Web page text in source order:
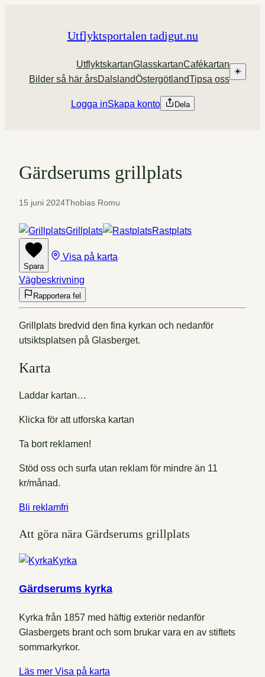
Utflyktsportalen tadigut.nu
UtflyktskartanGlasskartanCafékartan
Bilder så här årsDalslandÖstergötlandTipsa oss
☀️
Logga inSkapa konto Dela
Gärdserums grillplats
15 juni 2024Thobias Romu
Grillplats Rastplats
Spara
Visa på karta
Vägbeskrivning
Rapportera fel
Grillplats bredvid den fina kyrkan och nedanför
utsiktsplatsen på Glasberget.
Karta
Laddar kartan…
Klicka för att utforska kartan
Ta bort reklamen!
Stöd oss och surfa utan reklam för mindre än 11
kr/månad.
Bli reklamfri
Att göra nära Gärdserums grillplats
Kyrka
Gärdserums kyrka
Kyrka från 1857 med häftig exteriör nedanför
Glasbergets brant och som brukar vara en av stiftets
sommarkyrkor.
Läs mer Visa på karta